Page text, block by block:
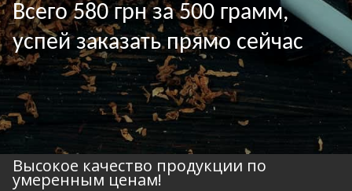
Всего 580 грн за 500 грамм,
успей заказать прямо сейчас
Высокое качество продукции по
умеренным ценам!